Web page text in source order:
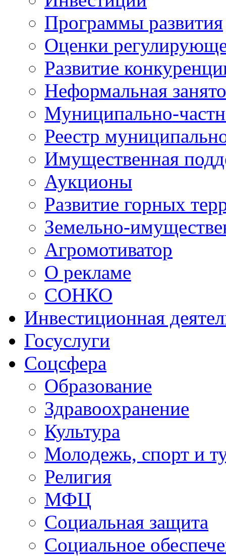
Программы развития
Оценки
Развитие
Неформальная
Муниципально-
Реестр
Имущественная
Аукционы
Развитие горных
Земельно-
Агромотиватор
О рекламе
СОНКО
Инвестиционная
Госуслуги
Соцсфера
Образование
Здравоохранение
Культура
Молодежь, спорт и
Религия
МФЦ
Социальная защита
Социальное